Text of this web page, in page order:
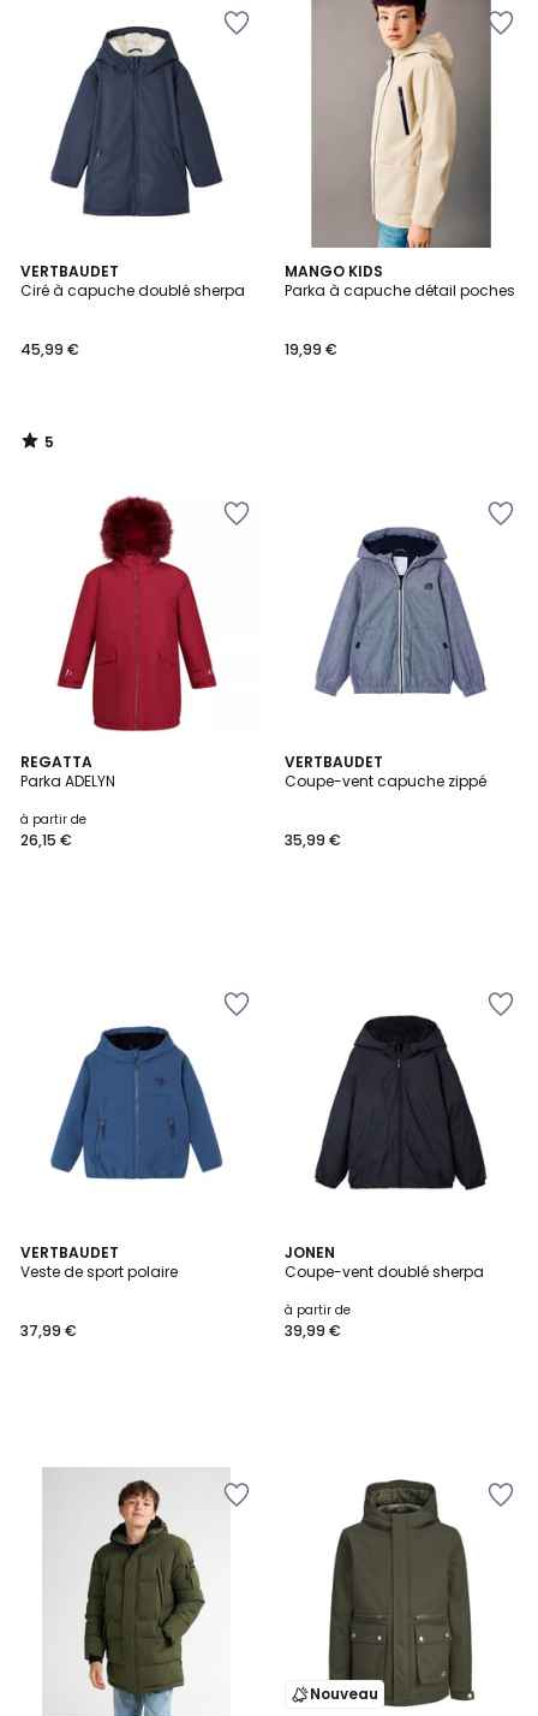
VERTBAUDET
Ciré à capuche doublé sherpa
45,99 €
5
/
5
/
MANGO KIDS
Parka à capuche détail poches
19,99 €
REGATTA
Parka ADELYN
à partir de
26,15 €
VERTBAUDET
Coupe-vent capuche zippé
35,99 €
VERTBAUDET
Veste de sport polaire
37,99 €
JONEN
Coupe-vent doublé sherpa
à partir de
39,99 €
Nouveau